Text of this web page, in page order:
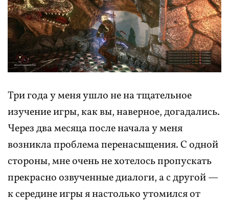
Три года у меня ушло не на тщательное
изучение игры, как вы, наверное, догадались.
Через два месяца после начала у меня
возникла проблема перенасыщения. С одной
стороны, мне очень не хотелось пропускать
прекрасно озвученные диалоги, а с другой —
к середине игры я настолько утомился от